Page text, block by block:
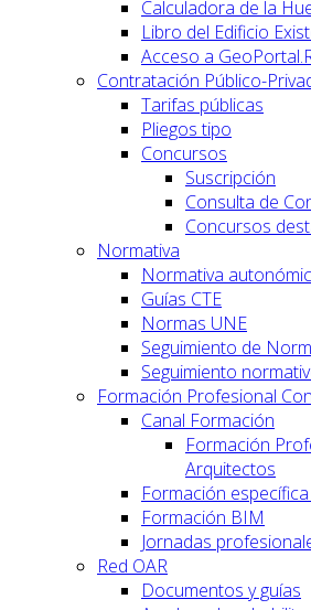
Calculadora de la
Libro del Edificio
Acceso a
Contratación Público-
Tarifas públicas
Pliegos tipo
Concursos
Suscripción
Consulta de
Concursos
Normativa
Normativa
Guías CTE
Normas UNE
Seguimiento de
Seguimiento
Formación Profesional
Canal Formación
Formación
Arquitectos
Formación
Formación BIM
Jornadas
Red OAR
Documentos y guías